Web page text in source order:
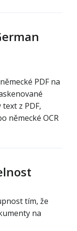
PDF na
z PDF,
německé OCR
tím, že
na